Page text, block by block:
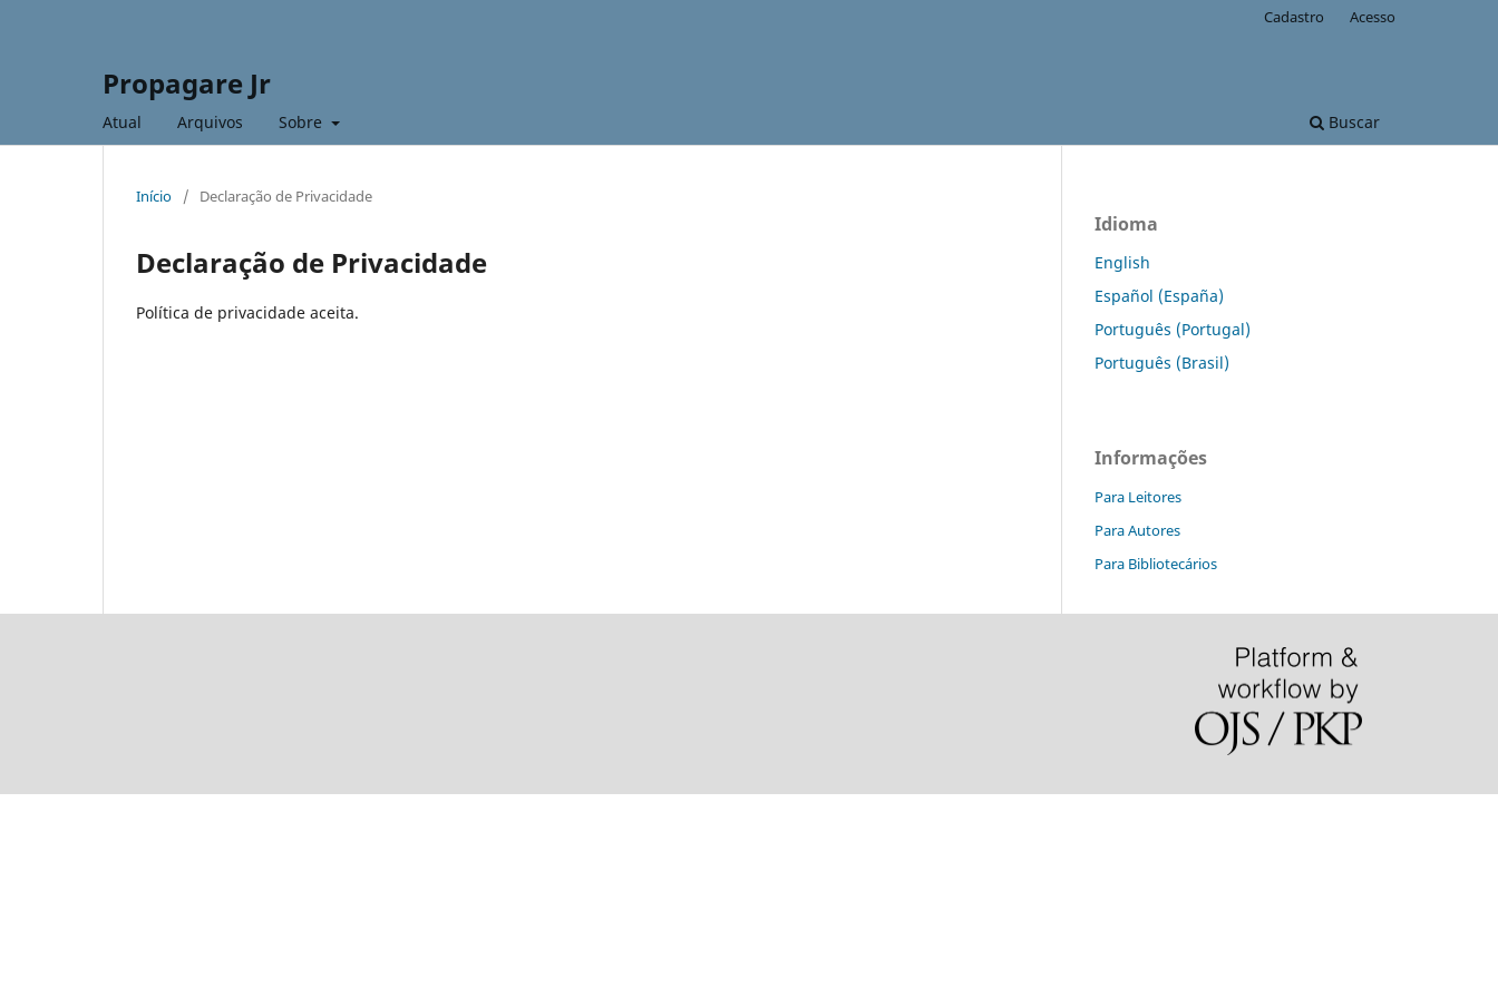
Propagare Jr
Atual Arquivos Sobre Buscar
Cadastro Acesso
Início / Declaração de Privacidade
Declaração de Privacidade
Política de privacidade aceita.
Idioma
English
Español (España)
Português (Portugal)
Português (Brasil)
Informações
Para Leitores
Para Autores
Para Bibliotecários